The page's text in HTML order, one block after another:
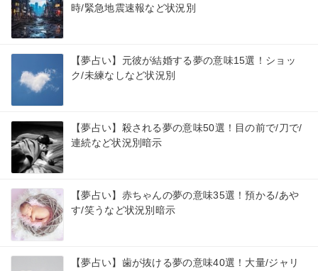
時/緊急地震速報など状況別
【夢占い】元彼が結婚する夢の意味15選！ショッ
ク/未練なしなど状況別
【夢占い】殺される夢の意味50選！目の前で/刀で/
連続など状況別暗示
【夢占い】赤ちゃんの夢の意味35選！預かる/あや
す/笑うなど状況別暗示
【夢占い】歯が抜ける夢の意味40選！大量/ジャリ